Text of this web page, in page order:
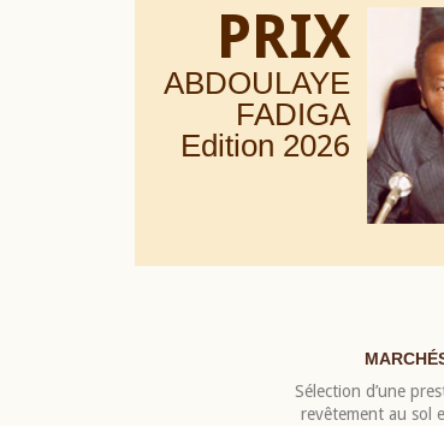
PRIX
ABDOULAYE
FADIGA
Edition 2026
Sélection d’une
revêtement au sol